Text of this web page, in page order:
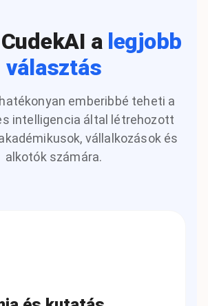
a legjobb
választás
emberibbé teheti a
intelligencia által létrehozott
vállalkozások és
alkotók számára.